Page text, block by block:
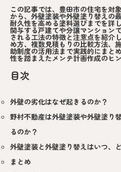
この記事では、豊田市の住宅を対
から、外壁塗装や外壁塗り替えの
耐久性を高める塗料選びまでを詳
関与する戸建てや分譲マンション
される工法の特徴と注意点を紹介
め方、複数見積もりの比較方法、
助制度の活用法まで実践的にまと
性を踏まえたメンテ計画作成のヒ
目次
外壁の劣化はなぜ起きるのか？
野村不動産は外壁塗装や外壁塗り
るのか？
外壁塗装と外壁塗り替えはいつ、
まとめ